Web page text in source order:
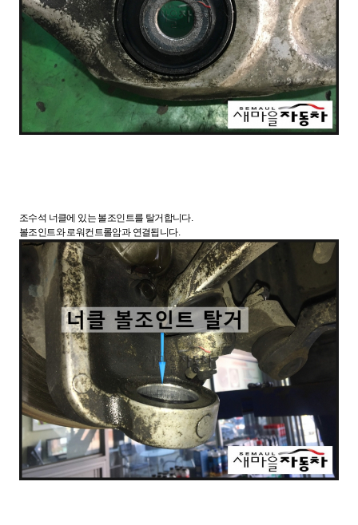
조수석 너클에 있는 볼조인트를 탈거합니다.
볼조인트와 로워컨트롤암과 연결됩니다.